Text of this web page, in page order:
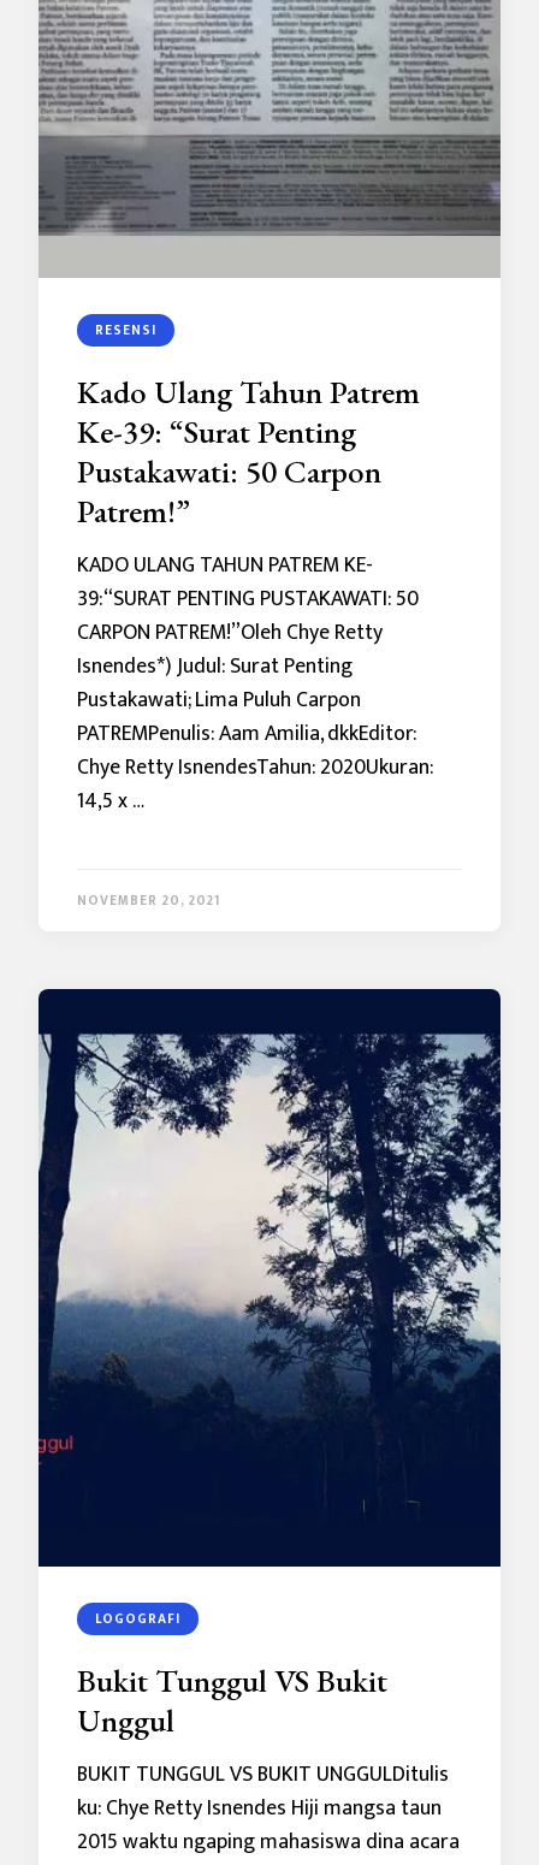
RESENSI
Kado Ulang Tahun Patrem
Ke-39: “Surat Penting
Pustakawati: 50 Carpon
Patrem!”
KADO ULANG TAHUN PATREM KE-
39:“SURAT PENTING PUSTAKAWATI: 50
CARPON PATREM!”Oleh Chye Retty
Isnendes*) Judul: Surat Penting
Pustakawati; Lima Puluh Carpon
PATREMPenulis: Aam Amilia, dkkEditor:
Chye Retty IsnendesTahun: 2020Ukuran:
14,5 x …
NOVEMBER 20, 2021
LOGOGRAFI
Bukit Tunggul VS Bukit
Unggul
BUKIT TUNGGUL VS BUKIT UNGGULDitulis
ku: Chye Retty Isnendes Hiji mangsa taun
2015 waktu ngaping mahasiswa dina acara